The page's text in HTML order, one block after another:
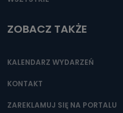
ZOBACZ TAKŻE
KALENDARZ WYDARZEŃ
KONTAKT
ZAREKLAMUJ SIĘ NA PORTALU